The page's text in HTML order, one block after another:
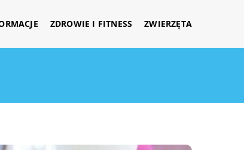
ZDROWIE I FITNESS ZWIERZĘTA